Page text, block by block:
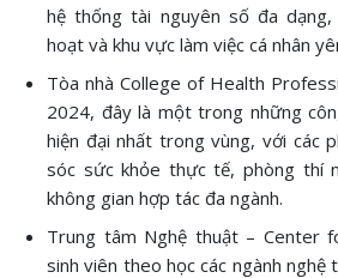
hệ thống tài nguyên số đa dạng,
hoạt và khu vực làm việc cá nhân
Tòa nhà College of Health
2024, đây là một trong những
hiện đại nhất trong vùng, với các
sóc sức khỏe thực tế, phòng thí
không gian hợp tác đa ngành.
Trung tâm Nghệ thuật – Center
sinh viên theo học các ngành